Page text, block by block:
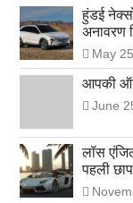
हुंडई
अनावरण
May
आपकी
June
लॉस
पहली